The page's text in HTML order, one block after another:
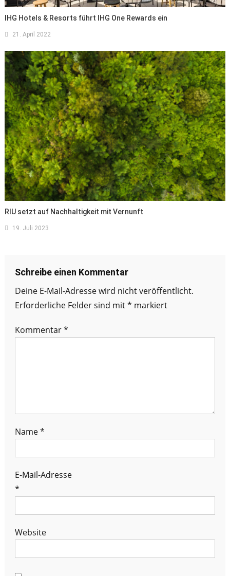
IHG Hotels & Resorts führt IHG One Rewards ein
21. April 2022
RIU setzt auf Nachhaltigkeit mit Vernunft
19. Juli 2023
Schreibe einen Kommentar
Deine E-Mail-Adresse wird nicht veröffentlicht.
Erforderliche Felder sind mit* markiert
Kommentar*
Name*
E-Mail-Adresse
*
Website